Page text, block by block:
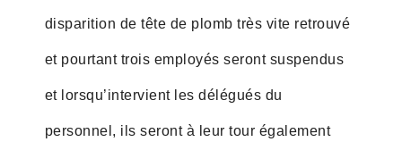
disparition de tête de plomb très vite retrouvé
et pourtant trois employés seront suspendus
et lorsqu’intervient les délégués du
personnel, ils seront à leur tour également